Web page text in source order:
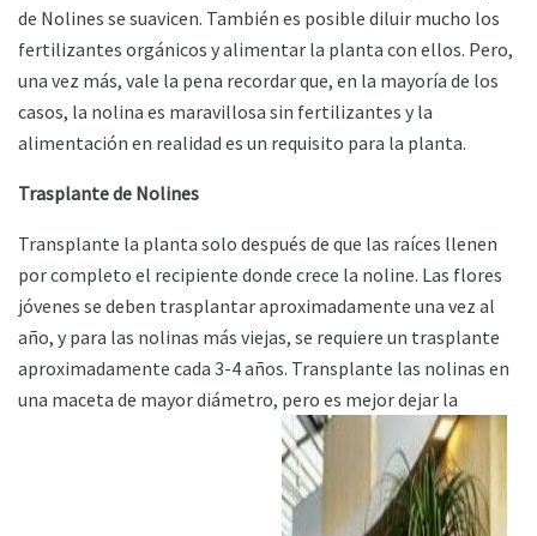
de Nolines se suavicen. También es posible diluir mucho los
fertilizantes orgánicos y alimentar la planta con ellos. Pero,
una vez más, vale la pena recordar que, en la mayoría de los
casos, la nolina es maravillosa sin fertilizantes y la
alimentación en realidad es un requisito para la planta.
Trasplante de Nolines
Transplante la planta solo después de que las raíces llenen
por completo el recipiente donde crece la noline. Las flores
jóvenes se deben trasplantar aproximadamente una vez al
año, y para las nolinas más viejas, se requiere un trasplante
aproximadamente cada 3-4 años. Transplante las nolinas en
una maceta de mayor diámetro, pero es mejor dejar la